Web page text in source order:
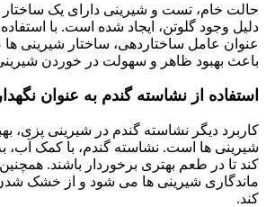
حالت خام، تست و شیرینی دارای یک ساختار
دلیل وجود گلوتن، ایجاد شده است. با
عنوان عامل ساختاردهی، ساختار شیرینی
باعث بهبود ظاهر و سهولت در خوردن
استفاده از نشاسته گندم به عنوان
کاربرد دیگر نشاسته گندم در شیرینی پزی،
شیرینی ها است. نشاسته گندم، با کمک آب،
کند تا در طعم بهتری برخوردار باشند.
ماندگاری شیرینی ها می شود و از خشک
کند.